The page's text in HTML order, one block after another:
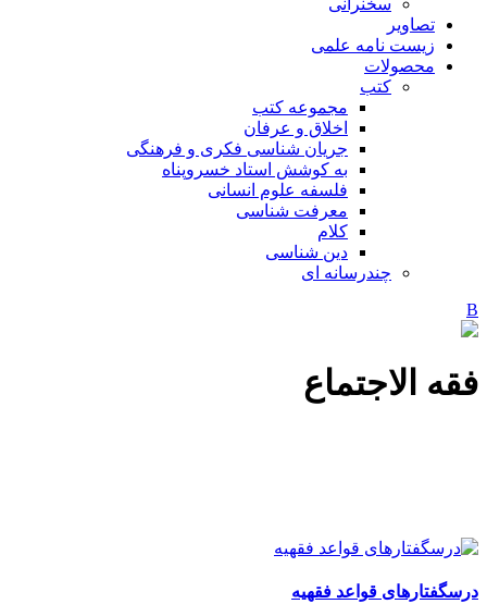
تصاویر
زیست نامه علمی
محصولات
کتب
مجموعه کتب
اخلاق و عرفان
جریان شناسی فکری و فرهنگی
به کوشش استاد خسروپناه
فلسفه علوم انسانی
معرفت شناسی
کلام
دین شناسی
چندرسانه ای
فقه الاجتماع
درسگفتارهای قواعد فقهیه